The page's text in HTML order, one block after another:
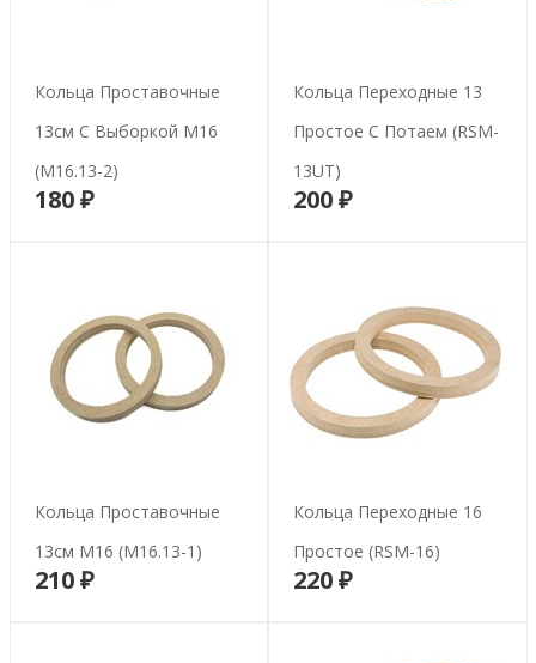
Кольца Проставочные
13см С Выборкой М16
(М16.13-2)
180 ₽В корзину
Кольца Переходные 13
Простое С Потаем (RSM-
13UT)
200 ₽В корзину
Кольца Проставочные
13см М16 (М16.13-1)
210 ₽В корзину
Кольца Переходные 16
Простое (RSM-16)
220 ₽В корзину